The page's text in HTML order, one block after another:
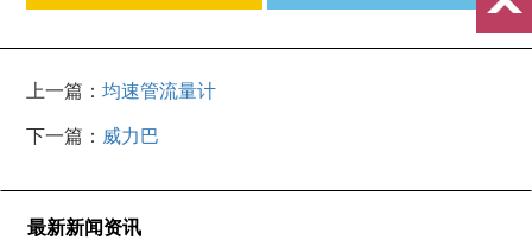
上一篇：均速管流量计
下一篇： 威力巴
最新新闻资讯